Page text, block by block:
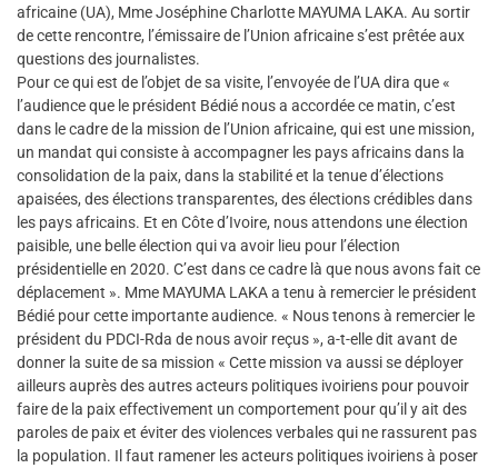
africaine (UA), Mme Joséphine Charlotte MAYUMA LAKA. Au sortir
de cette rencontre, l’émissaire de l’Union africaine s’est prêtée aux
questions des journalistes.
Pour ce qui est de l’objet de sa visite, l’envoyée de l’UA dira que «
l’audience que le président Bédié nous a accordée ce matin, c’est
dans le cadre de la mission de l’Union africaine, qui est une mission,
un mandat qui consiste à accompagner les pays africains dans la
consolidation de la paix, dans la stabilité et la tenue d’élections
apaisées, des élections transparentes, des élections crédibles dans
les pays africains. Et en Côte d’Ivoire, nous attendons une élection
paisible, une belle élection qui va avoir lieu pour l’élection
présidentielle en 2020. C’est dans ce cadre là que nous avons fait ce
déplacement ». Mme MAYUMA LAKA a tenu à remercier le président
Bédié pour cette importante audience. « Nous tenons à remercier le
président du PDCI-Rda de nous avoir reçus », a-t-elle dit avant de
donner la suite de sa mission « Cette mission va aussi se déployer
ailleurs auprès des autres acteurs politiques ivoiriens pour pouvoir
faire de la paix effectivement un comportement pour qu’il y ait des
paroles de paix et éviter des violences verbales qui ne rassurent pas
la population. Il faut ramener les acteurs politiques ivoiriens à poser